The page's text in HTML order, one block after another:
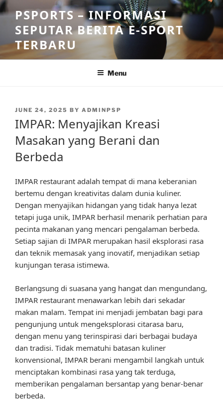
Skip
to
content
PSPORTS – INFORMASI
SEPUTAR BERITA E-SPORT
TERBARU
Menu
POSTED
JUNE 24, 2025 BY ADMINPSP
IMPAR: Menyajikan Kreasi
Masakan yang Berani dan
Berbeda
IMPAR restaurant adalah tempat di mana keberanian
bertemu dengan kreativitas dalam dunia kuliner.
Dengan menyajikan hidangan yang tidak hanya lezat
tetapi juga unik, IMPAR berhasil menarik perhatian para
pecinta makanan yang mencari pengalaman berbeda.
Setiap sajian di IMPAR merupakan hasil eksplorasi rasa
dan teknik memasak yang inovatif, menjadikan setiap
kunjungan terasa istimewa.
Berlangsung di suasana yang hangat dan mengundang,
IMPAR restaurant menawarkan lebih dari sekadar
makan malam. Tempat ini menjadi jembatan bagi para
pengunjung untuk mengeksplorasi citarasa baru,
dengan menu yang terinspirasi dari berbagai budaya
dan tradisi. Tidak mematuhi batasan kuliner
konvensional, IMPAR berani mengambil langkah untuk
menciptakan kombinasi rasa yang tak terduga,
memberikan pengalaman bersantap yang benar-benar
berbeda.